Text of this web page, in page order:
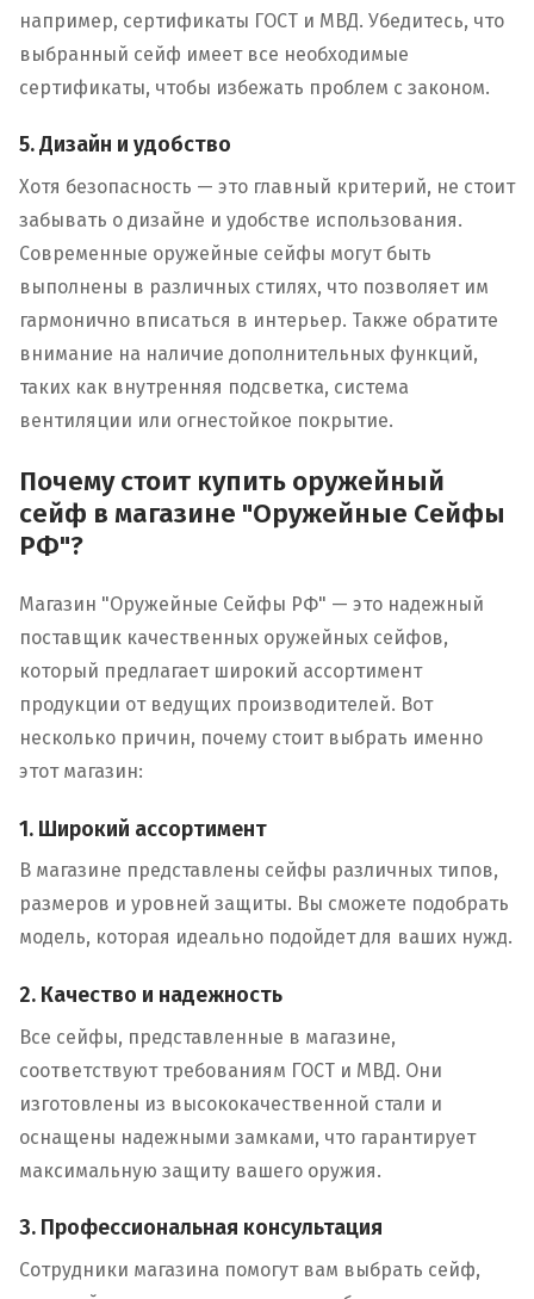
например, сертификаты ГОСТ и МВД. Убедитесь, что
выбранный сейф имеет все необходимые
сертификаты, чтобы избежать проблем с законом.
5. Дизайн и удобство
Хотя безопасность — это главный критерий, не стоит
забывать о дизайне и удобстве использования.
Современные оружейные сейфы могут быть
выполнены в различных стилях, что позволяет им
гармонично вписаться в интерьер. Также обратите
внимание на наличие дополнительных функций,
таких как внутренняя подсветка, система
вентиляции или огнестойкое покрытие.
Почему стоит купить оружейный
сейф в магазине "Оружейные Сейфы
РФ"?
Магазин "Оружейные Сейфы РФ" — это надежный
поставщик качественных оружейных сейфов,
который предлагает широкий ассортимент
продукции от ведущих производителей. Вот
несколько причин, почему стоит выбрать именно
этот магазин:
1. Широкий ассортимент
В магазине представлены сейфы различных типов,
размеров и уровней защиты. Вы сможете подобрать
модель, которая идеально подойдет для ваших нужд.
2. Качество и надежность
Все сейфы, представленные в магазине,
соответствуют требованиям ГОСТ и МВД. Они
изготовлены из высококачественной стали и
оснащены надежными замками, что гарантирует
максимальную защиту вашего оружия.
3. Профессиональная консультация
Сотрудники магазина помогут вам выбрать сейф,